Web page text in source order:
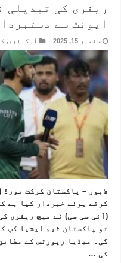
ریفری کی تبدیلی
ایونٹ سے
ستمبر 15, 2025 آرکائیو,
لاہور – پاکستان کرکٹ
کرتے ہوئے خبردار کیا ہے
(آئی سی سی) نے میچ ریفری
تو پاکستان ٹیم ایشیا کپ
گی۔ میڈیا رپورٹس کے
کی …